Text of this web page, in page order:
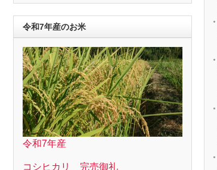
令和7年産のお米
令和7年産
コシヒカリ 完売御礼